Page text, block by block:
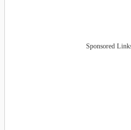
Sponsored